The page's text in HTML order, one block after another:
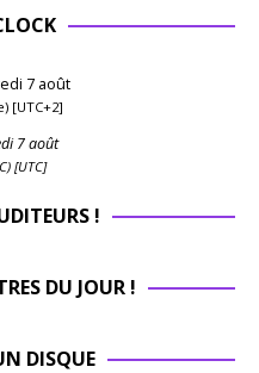
7 août
[UTC+2]
7 août
[UTC]
!
DU JOUR !
DISQUE